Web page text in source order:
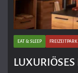
EAT & SLEEP